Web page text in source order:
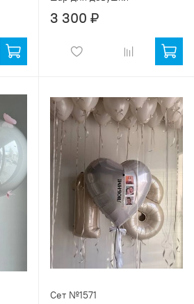
3 300 ₽
Сет №1571